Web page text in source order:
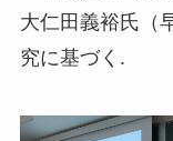
大仁田義裕氏（
究に基づく.